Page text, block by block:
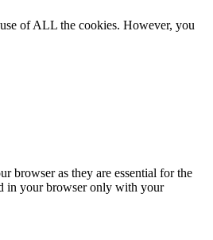
of ALL the cookies. However, you
browser as they are essential for the
in your browser only with your